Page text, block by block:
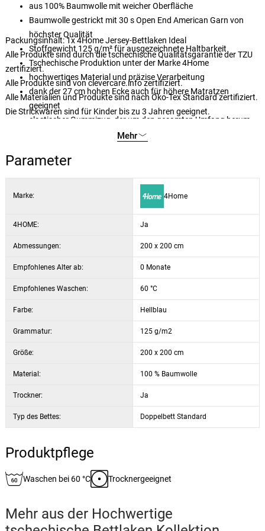
aus 100% Baumwolle mit weicher Oberfläche
Baumwolle gestrickt mit 30 s Open End American Garn von
höchster Qualität
Stoffgewicht 125 g/m² für ausgezeichnete Haltbarkeit
Tschechische Produktion unter der Marke 4Home
hochwertiges Material und präzise Verarbeitung
dank der 27 cm hohen Ecke auch für höhere Matratzen
geeignet
elastischer Gummizug, der um den gesamten Umfang herum
genäht ist und für einen festen Sitz sorgt
einfache Pflege durch Waschen bei 60 °C
geeignet für den Trockner im Schonprogramm
Packungsinhalt: 1x 4Home Jersey-Bettlaken Ideal
Alle Produkte sind durch die tschechische Qualitätsgarantie der TZU
zertifiziert.
Alle Produkte sind von clevercare.info zertifiziert.
Alle Materialien und Produkte sind nach Öko-Tex Standard zertifiziert.
Die Strickwaren sind für Kinder bis zu 3 Jahren geeignet.
Mehr
Parameter
Marke: 4Home
4HOME: Ja
Abmessungen: 200 x 200 cm
Empfohlenes Alter ab: 0 Monate
Empfohlenes Waschen: 60 °C
Farbe: Hellblau
Grammatur: 125 g/m2
Größe: 200 x 200 cm
Material: 100 % Baumwolle
Trockner: Ja
Typ des Bettes: Doppelbett Standard
Produktpflege
Waschen bei 60 °C Trocknergeeignet
Mehr aus der Hochwertige